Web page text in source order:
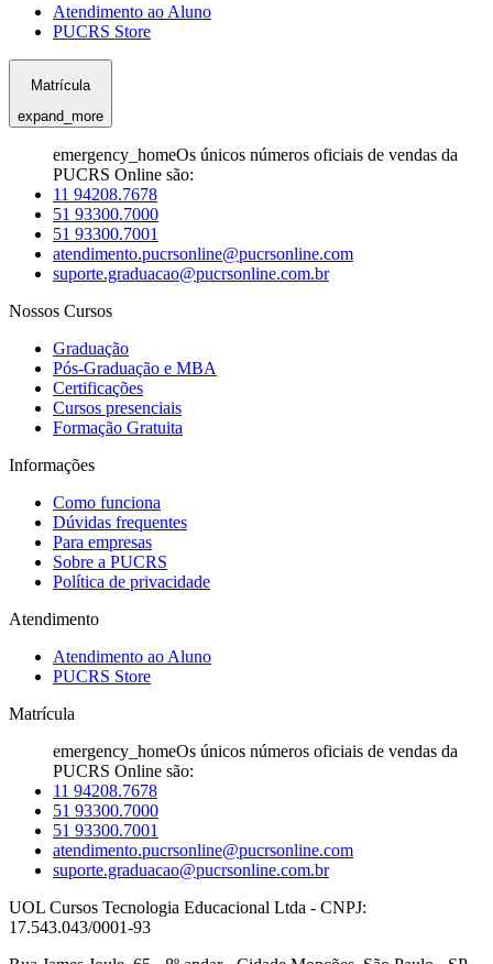
Atendimento ao Aluno
PUCRS Store
Matrícula
expand_more
emergency_homeOs únicos números oficiais de vendas da
PUCRS Online são:
11 94208.7678
51 93300.7000
51 93300.7001
atendimento.pucrsonline@pucrsonline.com
suporte.graduacao@pucrsonline.com.br
Nossos Cursos
Graduação
Pós-Graduação e MBA
Certificações
Cursos presenciais
Formação Gratuita
Informações
Como funciona
Dúvidas frequentes
Para empresas
Sobre a PUCRS
Política de privacidade
Atendimento
Atendimento ao Aluno
PUCRS Store
Matrícula
emergency_homeOs únicos números oficiais de vendas da
PUCRS Online são:
11 94208.7678
51 93300.7000
51 93300.7001
atendimento.pucrsonline@pucrsonline.com
suporte.graduacao@pucrsonline.com.br
UOL Cursos Tecnologia Educacional Ltda - CNPJ:
17.543.043/0001-93